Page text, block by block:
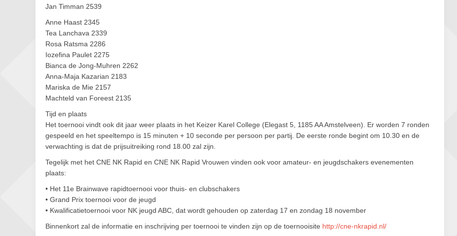
Jan Timman 2539
Anne Haast 2345
Tea Lanchava 2339
Rosa Ratsma 2286
Iozefina Paulet 2275
Bianca de Jong-Muhren 2262
Anna-Maja Kazarian 2183
Mariska de Mie 2157
Machteld van Foreest 2135
Tijd en plaats
Het toernooi vindt ook dit jaar weer plaats in het Keizer Karel College (Elegast 5, 1185 AA Amstelveen). Er worden 7 ronden
gespeeld en het speeltempo is 15 minuten + 10 seconde per persoon per partij. De eerste ronde begint om 10.30 en de
verwachting is dat de prijsuitreiking rond 18.00 zal zijn.
Tegelijk met het CNE NK Rapid en CNE NK Rapid Vrouwen vinden ook voor amateur- en jeugdschakers evenementen
plaats:
• Het 11e Brainwave rapidtoernooi voor thuis- en clubschakers
• Grand Prix toernooi voor de jeugd
• Kwalificatietoernooi voor NK jeugd ABC, dat wordt gehouden op zaterdag 17 en zondag 18 november
Binnenkort zal de informatie en inschrijving per toernooi te vinden zijn op de toernooisite http://cne-nkrapid.nl/